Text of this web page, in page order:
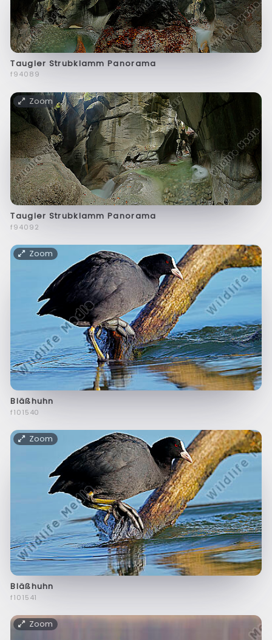
Taugler Strubklamm Panorama
f94089
Zoom
Taugler Strubklamm Panorama
f94092
Zoom
Bläßhuhn
f101540
Zoom
Bläßhuhn
f101541
Zoom